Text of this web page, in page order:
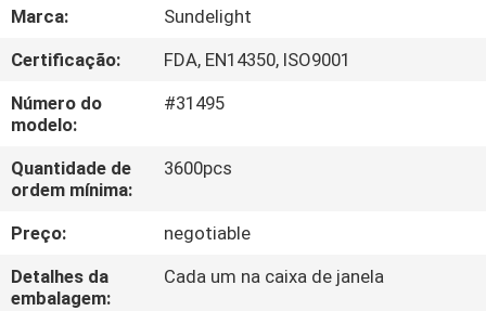
QUEM
SOMOS
FÁBRICA
CONTROLE
DE
QUALIDADE
Marca:
Sundelight
Certificação:
FDA, EN14350, ISO9001
Número do
modelo:
#31495
Quantidade de
ordem mínima:
3600pcs
Preço:
negotiable
Detalhes da
embalagem:
Cada um na caixa de janela